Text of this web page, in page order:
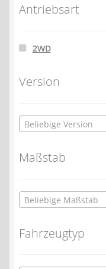
Antriebsart
2WD
Version
Beliebige Version
Maßstab
Beliebige Maßstab
Fahrzeugtyp